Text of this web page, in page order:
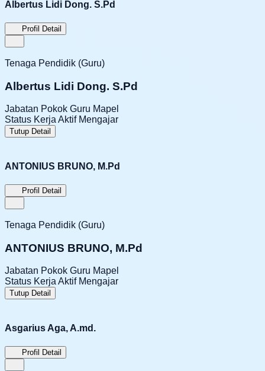
Albertus Lidi Dong. S.Pd
Profil Detail
Tenaga Pendidik (Guru)
Albertus Lidi Dong. S.Pd
Jabatan Pokok Guru Mapel
Status KerjaAktif Mengajar
Tutup Detail
ANTONIUS BRUNO, M.Pd
Profil Detail
Tenaga Pendidik (Guru)
ANTONIUS BRUNO, M.Pd
Jabatan Pokok Guru Mapel
Status Kerja Aktif Mengajar
Tutup Detail
Asgarius Aga, A.md.
Profil Detail